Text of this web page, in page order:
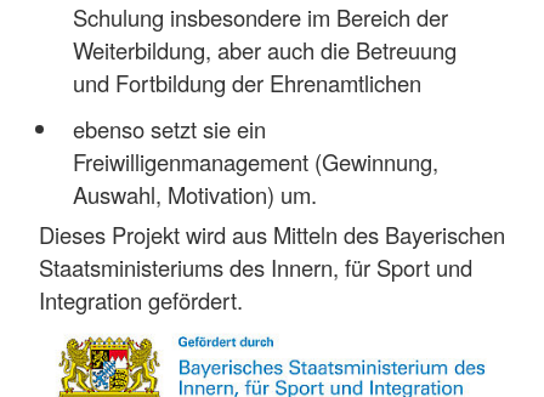
Schulung insbesondere im Bereich der
Weiterbildung, aber auch die Betreuung
und Fortbildung der Ehrenamtlichen
ebenso setzt sie ein
Freiwilligenmanagement (Gewinnung,
Auswahl, Motivation) um.
Dieses Projekt wird aus Mitteln des Bayerischen
Staatsministeriums des Innern, für Sport und
Integration gefördert.